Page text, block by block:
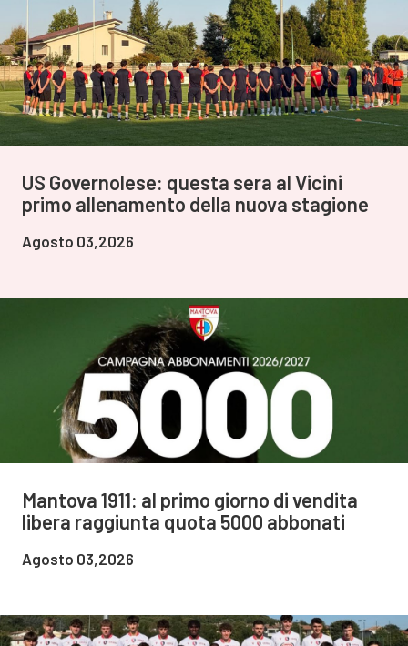
US Governolese: questa sera al Vicini
primo allenamento della nuova stagione
Agosto 03,2026
Mantova 1911: al primo giorno di vendita
libera raggiunta quota 5000 abbonati
Agosto 03,2026